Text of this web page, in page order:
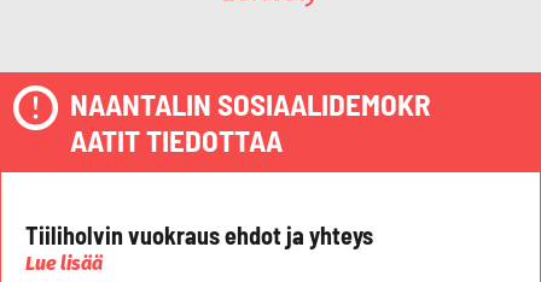
NAANTALIN SOSIAALIDEMOKR
AATIT TIEDOTTAA
Tiiliholvin vuokraus ehdot ja yhteys
Lue lisää